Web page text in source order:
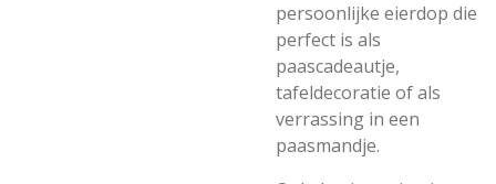
persoonlijke eierdop die
perfect is als
paascadeautje,
tafeldecoratie of als
verrassing in een
paasmandje.